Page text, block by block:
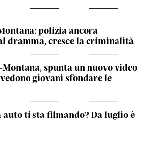
polizia ancora
dramma, cresce la criminalità
Montana, spunta un nuovo video
giovani sfondare le
auto ti sta filmando? Da luglio è